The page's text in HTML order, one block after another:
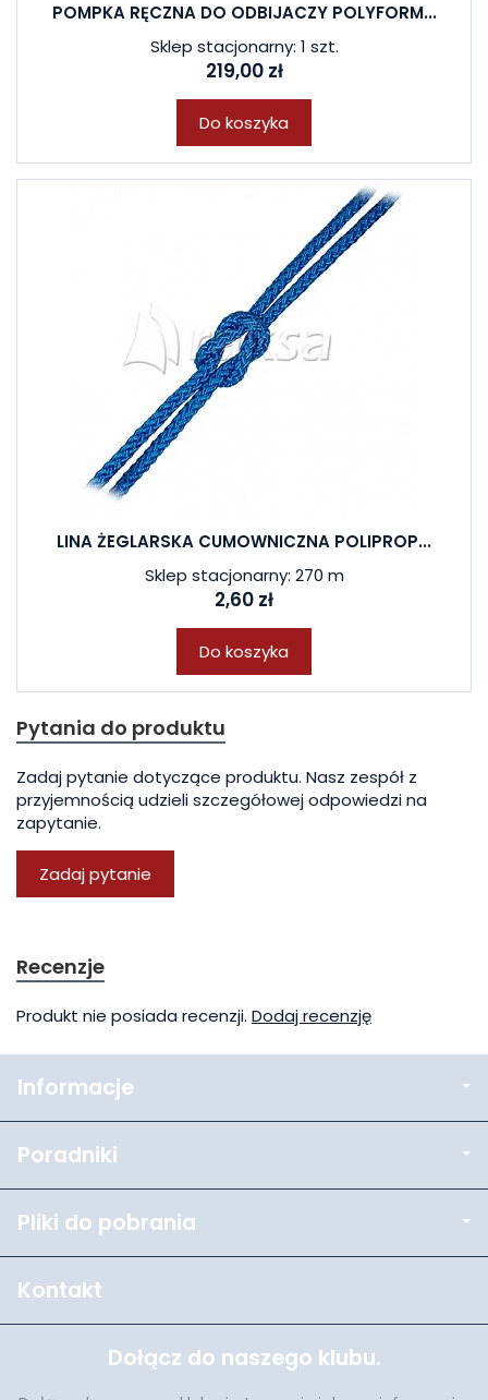
POMPKA RĘCZNA DO ODBIJACZY POLYFORM...
Sklep stacjonarny: 1 szt.
219,00 zł
Do koszyka
LINA ŻEGLARSKA CUMOWNICZNA POLIPROP...
Sklep stacjonarny: 270 m
2,60 zł
Do koszyka
Pytania do produktu
Zadaj pytanie dotyczące produktu. Nasz zespół z
przyjemnością udzieli szczegółowej odpowiedzi na
zapytanie.
Zadaj pytanie
Recenzje
Produkt nie posiada recenzji. Dodaj recenzję
Informacje
Poradniki
Pliki do pobrania
Kontakt
Dołącz do naszego klubu.